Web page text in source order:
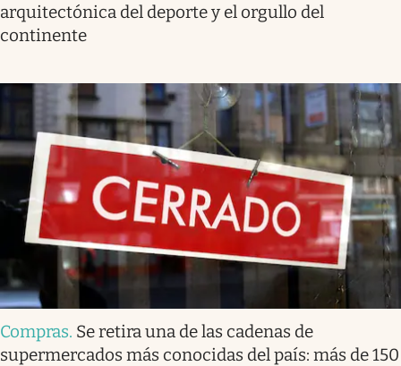
arquitectónica del deporte y el orgullo del
continente
Compras. Se retira una de las cadenas de
supermercados más conocidas del país: más de 150